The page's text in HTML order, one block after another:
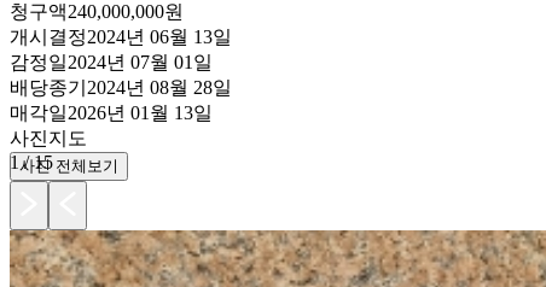
청구액240,000,000원
개시결정2024년 06월 13일
감정일2024년 07월 01일
배당종기 2024년 08월 28일
매각일2026년 01월 13일
사진지도
1 /15
사진 전체보기